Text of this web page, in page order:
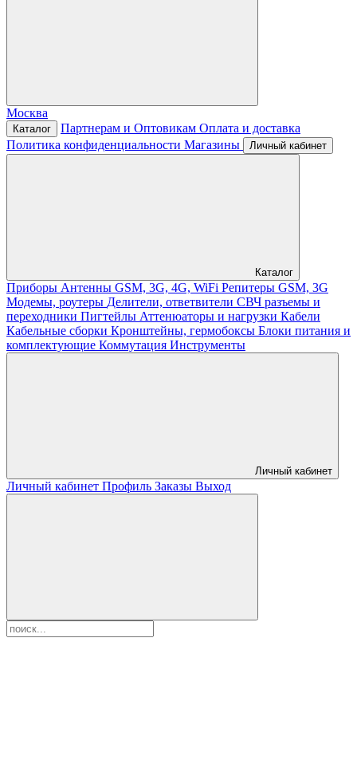
Москва
Каталог Партнерам и Оптовикам Оплата и доставка
Политика конфиденциальности Магазины Личный кабинет
Каталог
Приборы Антенны GSM, 3G, 4G, WiFi Репитеры GSM, 3G
Модемы, роутеры Делители, ответвители СВЧ разъемы и
переходники Пигтейлы Аттенюаторы и нагрузки Кабели
Кабельные сборки Кронштейны, гермобоксы Блоки питания и
комплектующие Коммутация Инструменты
Личный кабинет
Личный кабинет Профиль Заказы Выход